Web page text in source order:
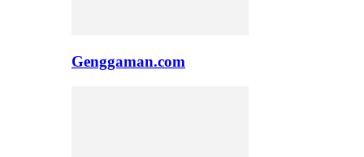
Genggaman.com